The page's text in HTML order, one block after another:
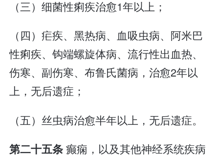
（三）细菌性痢疾治愈1年以上；
（四）疟疾、黑热病、血吸虫病、阿米巴
性痢疾、钩端螺旋体病、流行性出血热、
伤寒、副伤寒、布鲁氏菌病，治愈2年以
上，无后遗症；
（五）丝虫病治愈半年以上，无后遗症。
第二十五条癫痫，以及其他神经系统疾病